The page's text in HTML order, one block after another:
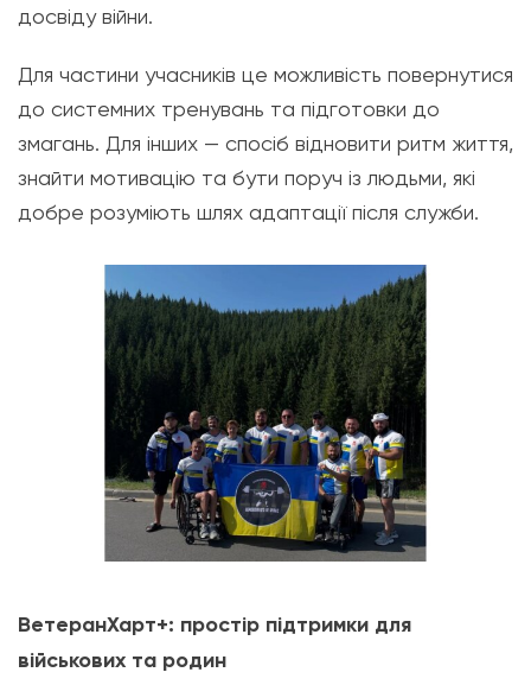
досвіду війни.
Для частини учасників це можливість повернутися
до системних тренувань та підготовки до
змагань. Для інших — спосіб відновити ритм життя,
знайти мотивацію та бути поруч із людьми, які
добре розуміють шлях адаптації після служби.
ВетеранХарт+: простір підтримки для
військових та родин